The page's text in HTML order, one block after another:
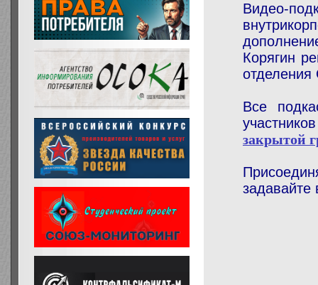
Видео-
Корягин
Все
закрытой
задавайте